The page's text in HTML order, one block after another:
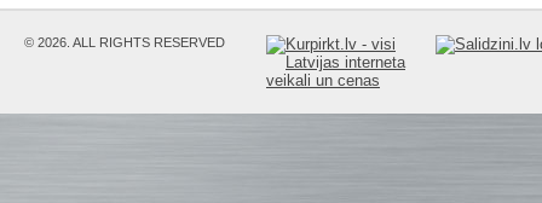
© 2026. ALL RIGHTS RESERVED